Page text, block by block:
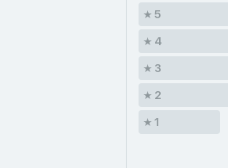
5
4
3
2
1